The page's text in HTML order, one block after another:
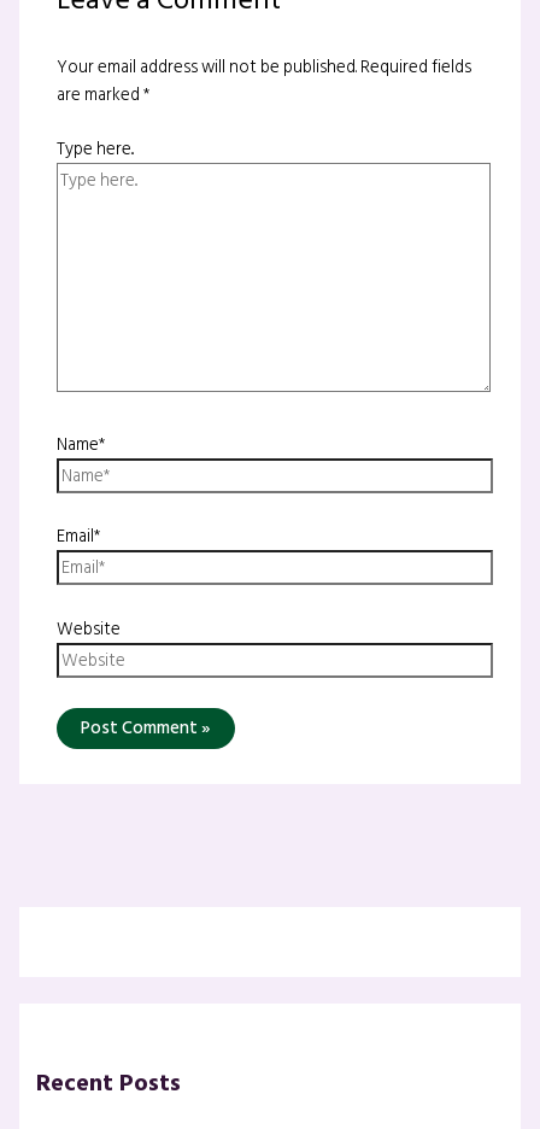
Your email address will not be published.Required fields
are marked*
Type here..
Name*
Email*
Website
Recent Posts